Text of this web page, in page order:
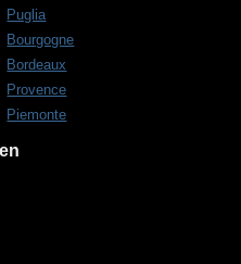
Puglia
Bourgogne
Bordeaux
Provence
Piemonte